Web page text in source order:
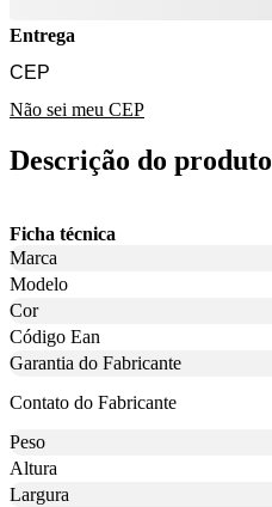
Entrega
Não sei meu CEP
Descrição do produto
Ficha técnica
Marca
Modelo
Cor
Código Ean
Garantia do Fabricante
Contato do Fabricante
Peso
Altura
Largura